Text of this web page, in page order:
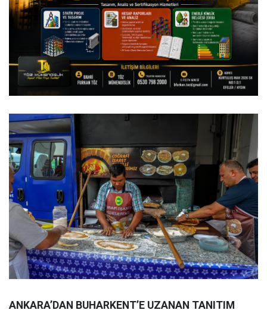
ANKARA’DAN BUHARKENT’E UZANAN TANITIM